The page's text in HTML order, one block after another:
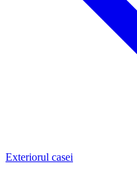
Exteriorul casei